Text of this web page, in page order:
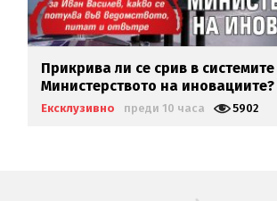
Прикрива ли се срив в
Министерството на иновациите?
Ексклузивно преди 10 часа 5902